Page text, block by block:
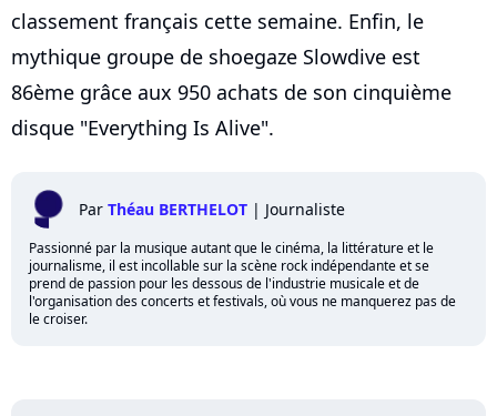
classement français cette semaine. Enfin, le
mythique groupe de shoegaze Slowdive est
86ème grâce aux 950 achats de son cinquième
disque "Everything Is Alive".
Par Théau BERTHELOT | Journaliste
Passionné par la musique autant que le cinéma, la littérature et le
journalisme, il est incollable sur la scène rock indépendante et se
prend de passion pour les dessous de l'industrie musicale et de
l'organisation des concerts et festivals, où vous ne manquerez pas de
le croiser.